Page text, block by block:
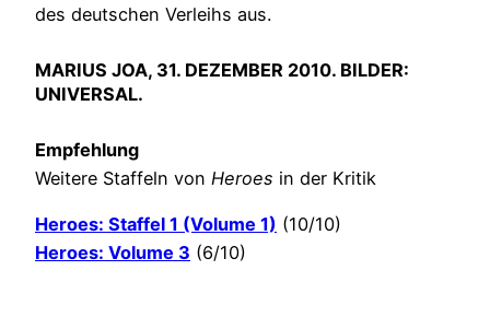
des deutschen Verleihs aus.
MARIUS JOA, 31. DEZEMBER 2010. BILDER:
UNIVERSAL.
Empfehlung
Weitere Staffeln von Heroes in der Kritik
Heroes: Staffel 1 (Volume 1) (10/10)
Heroes: Volume 3 (6/10)